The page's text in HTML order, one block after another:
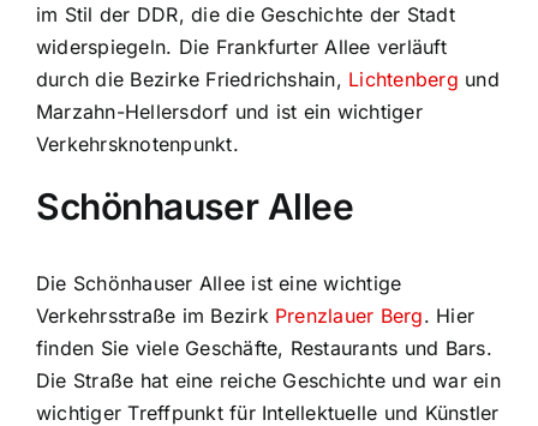
im Stil der DDR, die die Geschichte der Stadt
widerspiegeln. Die Frankfurter Allee verläuft
durch die Bezirke Friedrichshain, Lichtenberg und
Marzahn-Hellersdorf und ist ein wichtiger
Verkehrsknotenpunkt.
Schönhauser Allee
Die Schönhauser Allee ist eine wichtige
Verkehrsstraße im Bezirk Prenzlauer Berg. Hier
finden Sie viele Geschäfte, Restaurants und Bars.
Die Straße hat eine reiche Geschichte und war ein
wichtiger Treffpunkt für Intellektuelle und Künstler